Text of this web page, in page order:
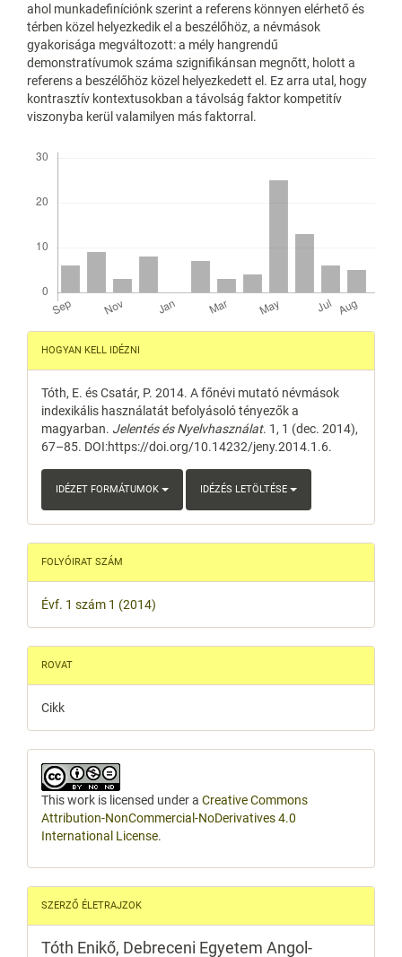
ahol munkadefiníciónk szerint a referens könnyen elérhető és
térben közel helyezkedik el a beszélőhöz, a névmások
gyakorisága megváltozott: a mély hangrendű
demonstratívumok száma szignifikánsan megnőtt, holott a
referens a beszélőhöz közel helyezkedett el. Ez arra utal, hogy
kontrasztív kontextusokban a távolság faktor kompetitív
viszonyba kerül valamilyen más faktorral.
Article
Details
HOGYAN KELL IDÉZNI
Tóth, E. és Csatár, P. 2014. A főnévi mutató névmások
indexikális használatát befolyásoló tényezők a
magyarban. Jelentés és Nyelvhasználat. 1, 1 (dec. 2014),
67–85. DOI:https://doi.org/10.14232/jeny.2014.1.6.
IDÉZET FORMÁTUMOK IDÉZÉS LETÖLTÉSE
FOLYÓIRAT SZÁM
Évf. 1 szám 1 (2014)
ROVAT
Cikk
This work is licensed under a Creative Commons
Attribution-NonCommercial-NoDerivatives 4.0
International License.
SZERZŐ ÉLETRAJZOK
Tóth Enikő, Debreceni Egyetem Angol-